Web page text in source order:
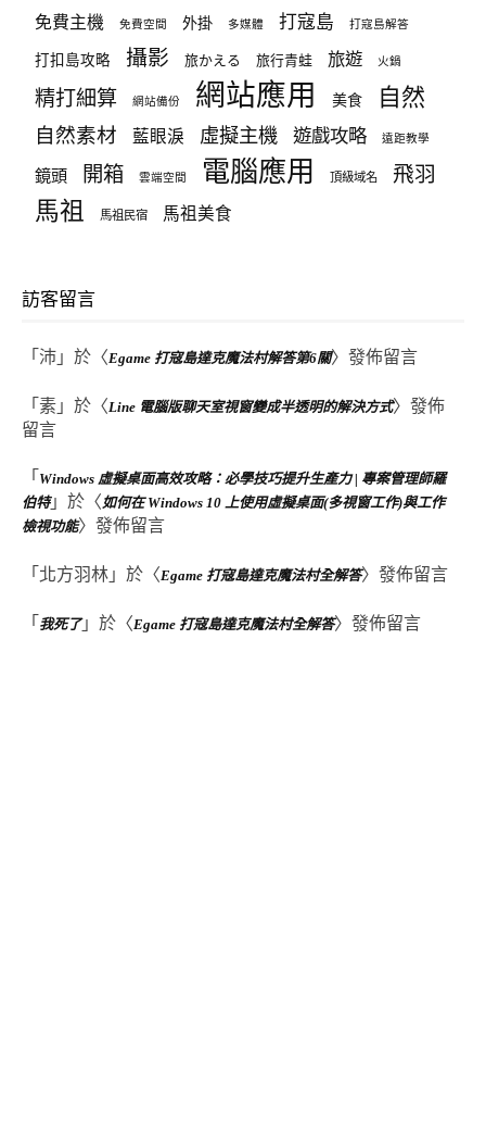
免費主機 免費空間 外掛 多媒體 打寇島 打寇島解答
打扣島攻略 攝影 旅かえる 旅行青蛙 旅遊 火鍋
精打細算 網站備份 網站應用 美食 自然
自然素材 藍眼淚 虛擬主機 遊戲攻略 遠距教學
鏡頭 開箱 雲端空間 電腦應用 頂級域名 飛羽
馬祖 馬祖民宿 馬祖美食
訪客留言
「 沛 」於〈Egame 打寇島達克魔法村解答第6關〉發佈留言
「 素 」於〈Line 電腦版聊天室視窗變成半透明的解決方式〉發佈
留言
「 Windows 虛擬桌面高效攻略：必學技巧提升生產力 | 專案管理師羅
伯特」於〈 如何在 Windows 10 上使用虛擬桌面(多視窗工作)與工作
檢視功能〉發佈留言
「 北方羽林 」於〈Egame 打寇島達克魔法村全解答〉發佈留言
「 我死了」於〈Egame 打寇島達克魔法村全解答〉發佈留言